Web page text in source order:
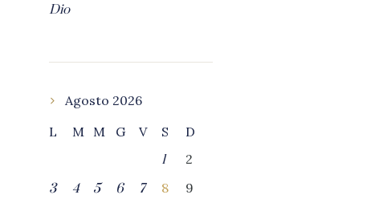
Dio
Agosto 2026
L
M M G V S
D
1
2
3
4 5 6 7 8
9